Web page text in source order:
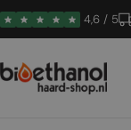
Ga
naar
4,6 / 5